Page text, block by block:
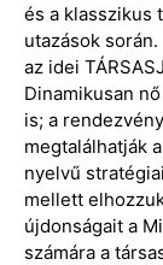
és a klasszikus
utazások
az idei
Dinamikusan
is; a
megtalálhatják
nyelvű
mellett
újdonságait a
számára a